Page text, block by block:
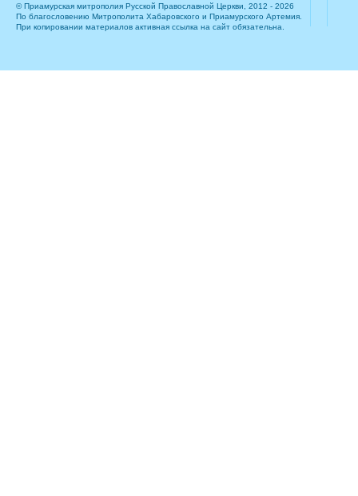
© Приамурская митрополия Русской Православной Церкви, 2012 - 2026
По благословению Митрополита Хабаровского и Приамурского Артемия.
При копировании материалов активная ссылка на сайт обязательна.